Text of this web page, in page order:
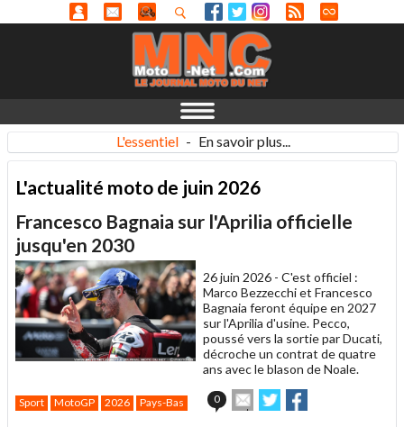
L'essentiel - En savoir plus...
L'actualité moto de juin 2026
Francesco Bagnaia sur l'Aprilia officielle
jusqu'en 2030
26 juin 2026 - C'est officiel :
Marco Bezzecchi et Francesco
Bagnaia feront équipe en 2027
sur l'Aprilia d'usine. Pecco,
poussé vers la sortie par Ducati,
décroche un contrat de quatre
ans avec le blason de Noale.
Sport MotoGP 2026 Pays-Bas 0
Envoyer
cet
Partager
sur sur